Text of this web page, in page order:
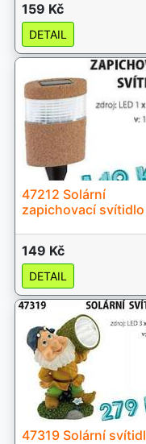
159 Kč
DETAIL
47212 Solární
zapichovací svítidlo
149 Kč
DETAIL
47319 Solární